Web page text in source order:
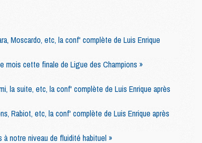
Moscardo, etc, la conf' complète de Luis Enrique
mois cette finale de Ligue des Champions »
la suite, etc, la conf' complète de Luis Enrique après
Rabiot, etc, la conf' complète de Luis Enrique après
à notre niveau de fluidité habituel »